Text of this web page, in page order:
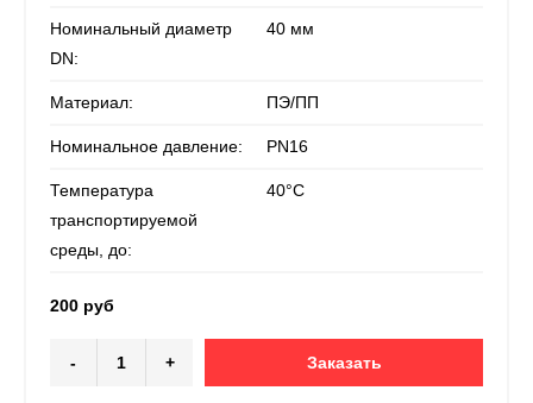
Номинальный диаметр
DN:
40 мм
Материал: ПЭ/ПП
Номинальное давление: PN16
Температура
транспортируемой
среды, до:
40°С
200 руб
- + Заказать